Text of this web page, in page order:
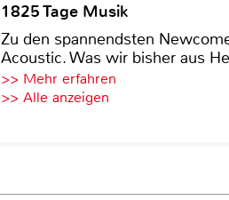
1825 Tage Musik
Zu den spannendsten
Acoustic. Was wir bisher aus
>> Mehr erfahren
>> Alle anzeigen